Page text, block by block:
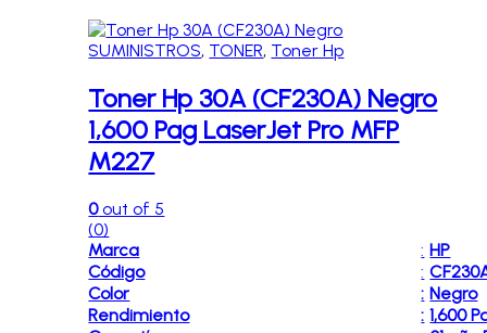
SUMINISTROS, TONER, Toner Hp
Toner Hp 30A (CF230A) Negro
1,600 Pag LaserJet Pro MFP
M227
0out of 5
(0)
Marca
: HP
Código
:
Color
: Negro
Rendimiento
: 1,600